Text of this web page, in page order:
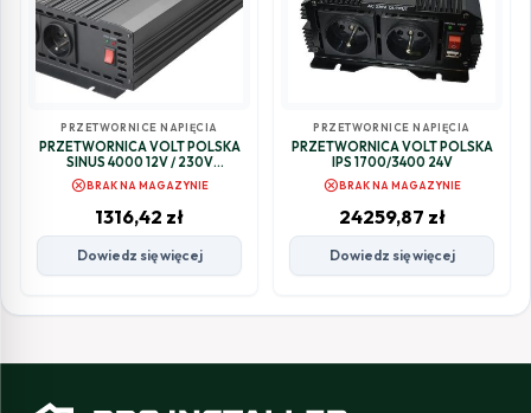
PRZETWORNICE NAPIĘCIA
PRZETWORNICA VOLT POLSKA
SINUS 4000 12V / 230V
2000/4000W
cancelBRAK NA MAGAZYNIE
1316,42 zł
Dowiedz się więcej
PRZETWORNICE NAPIĘCIA
PRZETWORNICA VOLT POLSKA
IPS 1700/3400 24V
cancelBRAK NA MAGAZYNIE
24259,87 zł
Dowiedz się więcej